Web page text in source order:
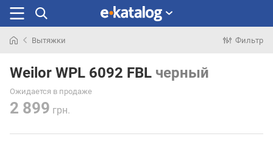
раньше
Вытяжки Фильтр
Weilor WPL 6092 FBL черный
Ожидается в продаже
2 899 грн.